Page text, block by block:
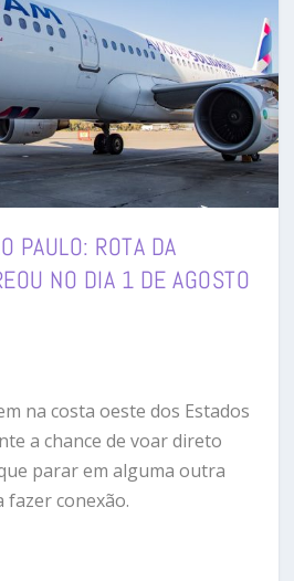
PAULO: ROTA DA
NO DIA 1 DE AGOSTO
na costa oeste dos Estados
a chance de voar direto
parar em alguma outra
fazer conexão.